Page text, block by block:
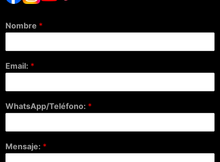
Nombre *
Email: *
WhatsApp/Teléfono: *
Mensaje: *